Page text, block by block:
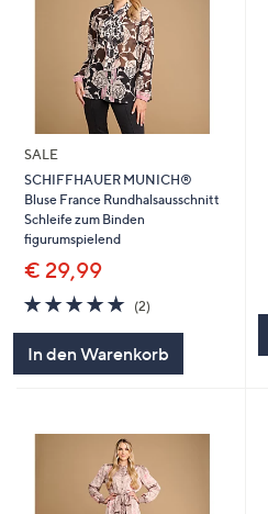
SALE
SCHIFFHAUER MUNICH®
Bluse France Rundhalsausschnitt
Schleife zum Binden
figurumspielend
€ 29,99
5.0
von
5
(2)
In den Warenkorb